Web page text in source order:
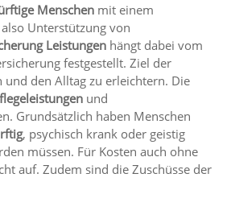
Menschen mit einem
Unterstützung von
Leistungen hängt dabei vom
festgestellt. Ziel der
und den Alltag zu erleichtern. Die
und
Grundsätzlich haben Menschen
, psychisch krank oder geistig
müssen. Für Kosten auch ohne
auf. Zudem sind die Zuschüsse der